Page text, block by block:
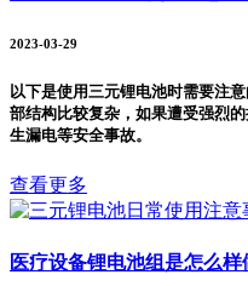
2023-03-29
以下是使用三元锂电池时需要注
部结构比较复杂，如果遭受强烈
生漏电等安全事故。
查看更多
医疗设备锂电池组是怎么样